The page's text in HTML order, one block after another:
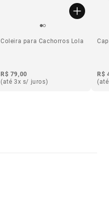
Coleira para Cachorros Lola
R$ 79,00
(até 3x s/ juros)
R$